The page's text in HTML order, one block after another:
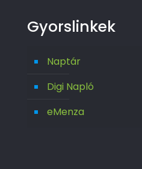
Gyorslinkek
Naptár
Digi Napló
eMenza